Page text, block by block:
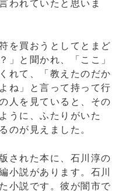
われていたと思いま
を買おうとしてとまど
」と聞かれ、「ここ」
れて、「教えたのだか
ね」と言って持って行
人を見ていると、その
うに、ふたりがいた
のが見えました。
された本に、石川淳の
小説があります。石川
小説です。彼が闇市で